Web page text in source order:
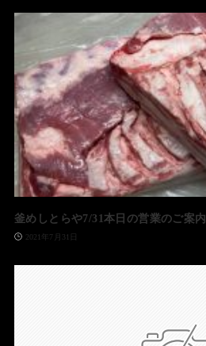
釜めしとらや7/31本日の営業のご案内
2021年7月31日